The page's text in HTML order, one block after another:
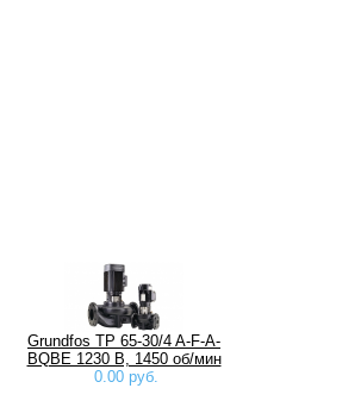
Grundfos TP 65-30/4 A-F-A-
BQBE 1230 B, 1450 об/мин
0.00 руб.